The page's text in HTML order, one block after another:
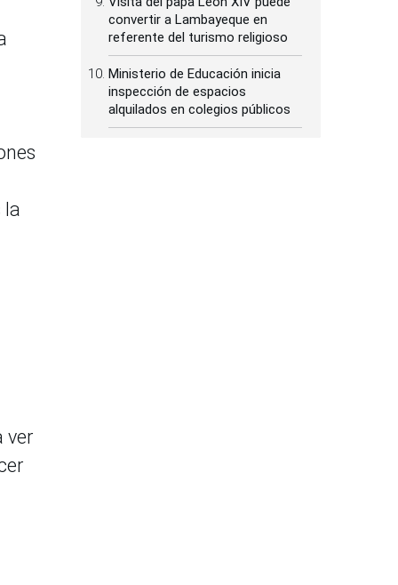
la
ver
convertir a Lambayeque en
referente del turismo religioso
Ministerio de Educación inicia
inspección de espacios
alquilados en colegios públicos